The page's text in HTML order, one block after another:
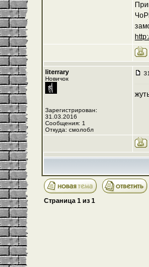
literrary
Новичок
Зарегистрирован:
31.03.2016
Сообщения: 1
Откуда: смолобл
Страница 1 из 1